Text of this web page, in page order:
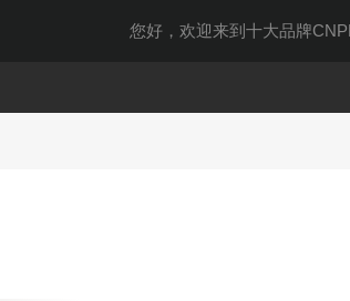
您好，欢迎来到十大品牌